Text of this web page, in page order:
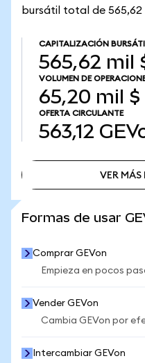
bursátil total de 565,62
CAPITALIZACIÓN
565,62 mil
VOLUMEN DE
65,20 mil $
OFERTA CIRCULANTE
563,12
VER MÁS
Formas de usar
Comprar GEVon
Empieza en pocos
Vender GEVon
Cambia GEVon por
Intercambiar GEVon